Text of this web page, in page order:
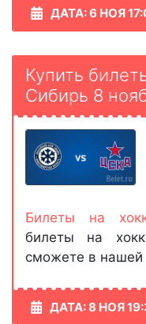
ДАТА: 6 НОЯ
Купить
Сибирь 8
Билеты на
билеты на
сможете в нашей
ДАТА: 8 НОЯ